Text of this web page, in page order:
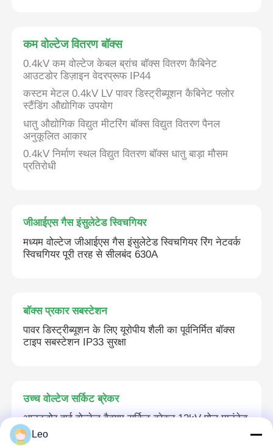
एआईएस एयर इंसुलेटेड स्विचगियर
जीआईएस गैस इंसुलेटेड स्विचगियर
ठोस अछूता स्विचगियर
रिंग मेन स्विचगियर
केबल शाखा बॉक्स
वैक्यूम लोड स्विच
कम वोल्टेज वितरण कैबिनेट
कम वोल्टेज वितरण बॉक्स
कम वोल्टेज वितरण बॉक्स
0.4kV कम वोल्टेज केबल ब्रांच बॉक्स वितरण कैबिनेट
आउटडोर डिज़ाइन वेदरप्रूफ IP44
कस्टम मेटल 0.4kV LV पावर डिस्ट्रीब्यूशन कैबिनेट फ्लोर
स्टैंडिंग औद्योगिक उपयोग
धातु औद्योगिक विद्युत मीटरिंग बॉक्स विद्युत वितरण पैनल
अनुकूलित आकार
0.4kV निर्माण स्थल विद्युत वितरण बॉक्स धातु बाड़ा मौसम
प्रतिरोधी
जीआईएस गैस इंसुलेटेड स्विचगियर
मध्यम वोल्टेज जीआईएस गैस इंसुलेटेड स्विचगियर रिंग नेटवर्क
स्विचगियर पूरी तरह से सीलबंद 630A
बॉक्स प्रकार सबस्टेशन
पावर डिस्ट्रीब्यूशन के लिए यूरोपीय शैली का पूर्वनिर्मित बॉक्स
टाइप सबस्टेशन IP33 सुरक्षा
उच्च वोल्टेज सर्किट ब्रेकर
आउटडोर हाई वोल्टेज वैक्यूम सर्किट ब्रेकर 12kV पोल माउंटेड
इंटेलिजेंट कंट्रोल
Leo